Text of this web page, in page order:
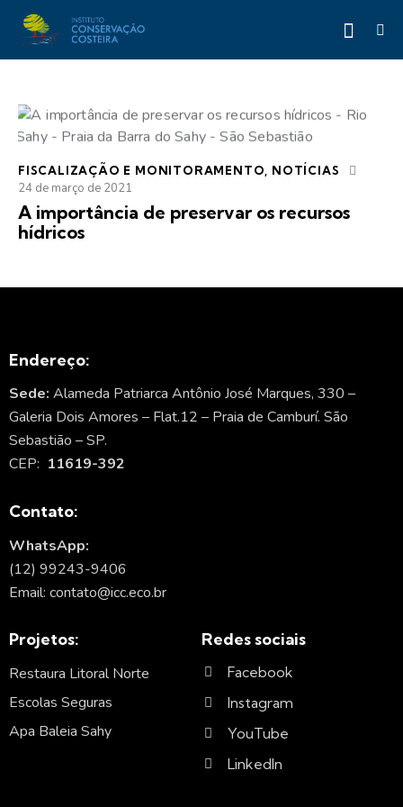
FISCALIZAÇÃO E MONITORAMENTO NOTÍCIAS
24 de março de 2021
A importância de preservar os recursos
hídricos
Endereço:
Sede: Alameda Patriarca Antônio José Marques, 330 –
Galeria Dois Amores – Flat.12 – Praia de Camburí. São
Sebastião – SP.
CEP: 11619-392
Contato:
WhatsApp:
(12) 99243-9406
Email: contato@icc.eco.br
Projetos:
Restaura Litoral Norte
Escolas Seguras
Apa Baleia Sahy
Redes sociais
Facebook
Instagram
YouTube
LinkedIn